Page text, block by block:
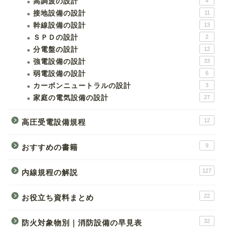
接地設備の設計 11
幹線設備の設計 13
ＳＰＤの設計 2
分電盤の設計 12
強電設備の設計 33
弱電設備の設計 6
カーボンニュートラルの設計 3
家庭の電気設備の設計 27
高圧受電設備規程 12
おすすめの書籍 9
内線規程の解説 127
お役立ち資料まとめ 22
防火対象物別｜消防設備の早見表 32